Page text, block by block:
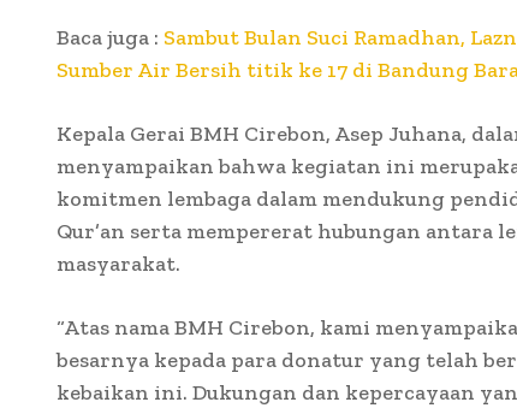
Baca juga : Sambut Bulan Suci Ramadhan,
Sumber Air Bersih titik ke 17 di Bandung
Kepala Gerai BMH Cirebon, Asep Juhana,
menyampaikan bahwa kegiatan ini
komitmen lembaga dalam mendukung
Qur’an serta mempererat hubungan antara
masyarakat.
“Atas nama BMH Cirebon, kami
besarnya kepada para donatur yang telah
kebaikan ini. Dukungan dan kepercayaan